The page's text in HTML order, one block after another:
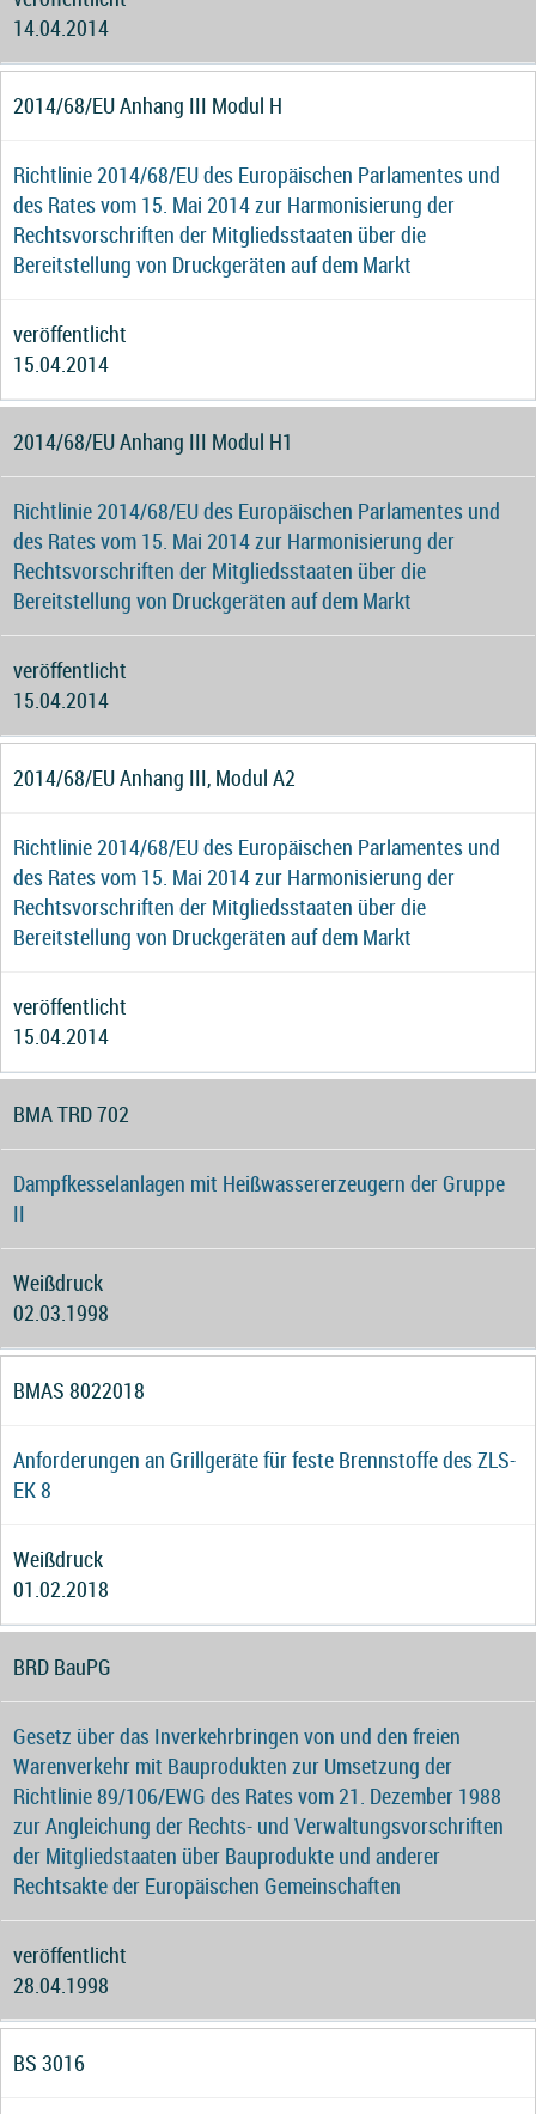
14.04.2014
2014/68/EU Anhang III Modul H
Richtlinie 2014/68/EU des Europäischen Parlamentes und
des Rates vom 15. Mai 2014 zur Harmonisierung der
Rechtsvorschriften der Mitgliedsstaaten über die
Bereitstellung von Druckgeräten auf dem Markt
veröffentlicht
15.04.2014
2014/68/EU Anhang III Modul H1
Richtlinie 2014/68/EU des Europäischen Parlamentes und
des Rates vom 15. Mai 2014 zur Harmonisierung der
Rechtsvorschriften der Mitgliedsstaaten über die
Bereitstellung von Druckgeräten auf dem Markt
veröffentlicht
15.04.2014
2014/68/EU Anhang III, Modul A2
Richtlinie 2014/68/EU des Europäischen Parlamentes und
des Rates vom 15. Mai 2014 zur Harmonisierung der
Rechtsvorschriften der Mitgliedsstaaten über die
Bereitstellung von Druckgeräten auf dem Markt
veröffentlicht
15.04.2014
BMA TRD 702
Dampfkesselanlagen mit Heißwassererzeugern der Gruppe
II
Weißdruck
02.03.1998
BMAS 8022018
Anforderungen an Grillgeräte für feste Brennstoffe des ZLS-
EK 8
Weißdruck
01.02.2018
BRD BauPG
Gesetz über das Inverkehrbringen von und den freien
Warenverkehr mit Bauprodukten zur Umsetzung der
Richtlinie 89/106/EWG des Rates vom 21. Dezember 1988
zur Angleichung der Rechts- und Verwaltungsvorschriften
der Mitgliedstaaten über Bauprodukte und anderer
Rechtsakte der Europäischen Gemeinschaften
veröffentlicht
28.04.1998
BS 3016